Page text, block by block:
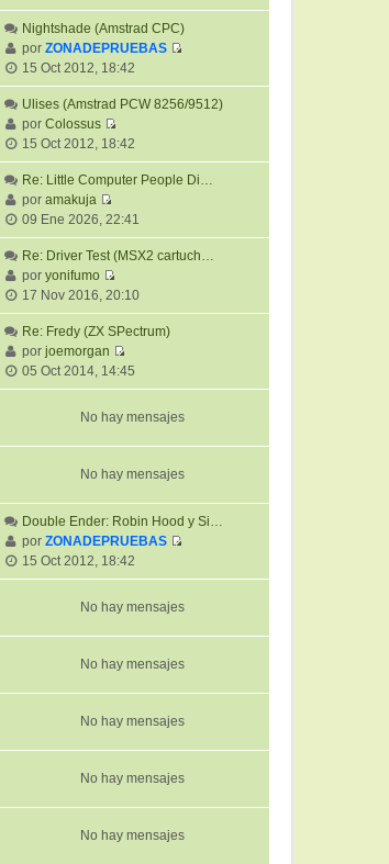
s
a
j
e
o
m
e
n
s
a
j
e
l
t
i
m
o
m
n
s
a
e
Nightshade (Amstrad CPC)
porZONADEPRUEBAS
e
r
t
m
e
15 Oct 2012, 18:42
Ulises (Amstrad PCW 8256/9512)
porColossus
V
e
r
l
t
i
o
m
e
n
s
j
15 Oct 2012, 18:42
Re: Little Computer People Di…
poramakuja
V
e
r
ú
l
t
i
m
o
m
e
s
a
09 Ene 2026, 22:41
Re: Driver Test (MSX2 cartuch…
poryonifumo
V
e
r
ú
l
t
m
o
m
n
s
a
j
17 Nov 2016, 20:10
Re: Fredy (ZX SPectrum)
porjoemorgan
V
e
ú
l
m
o
m
e
n
s
e
05 Oct 2014, 14:45
No hay mensajes
No hay mensajes
Double Ender: Robin Hood y Si…
porZONADEPRUEBAS
e
ú
l
m
e
n
a
j
15 Oct 2012, 18:42
No hay mensajes
No hay mensajes
No hay mensajes
No hay mensajes
No hay mensajes